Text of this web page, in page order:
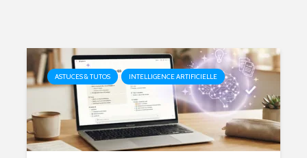
ASTUCES & TUTOS INTELLIGENCE ARTIFICIELLE